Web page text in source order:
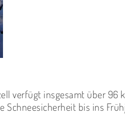
verfügt insgesamt über 96
Schneesicherheit bis ins